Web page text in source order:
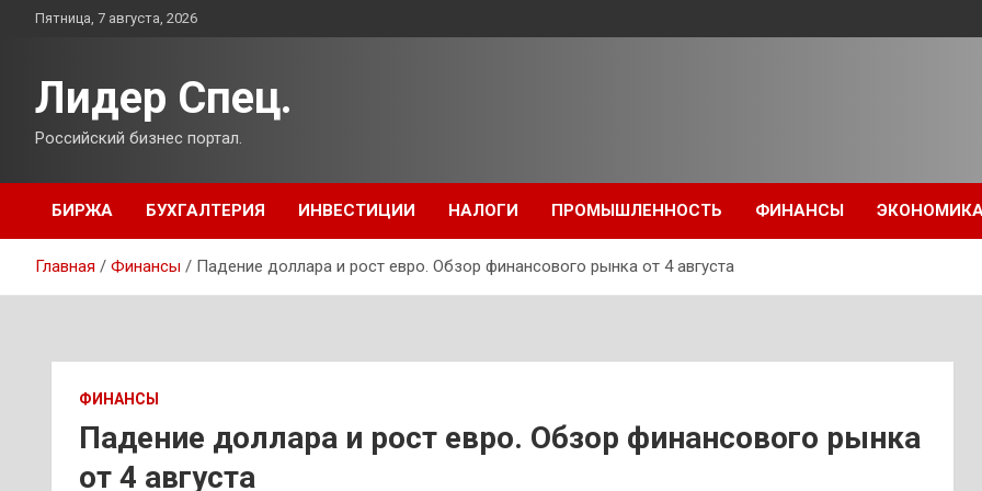
ПерейтиПятница, 7 августа, 2026
Лидер Спец.
Российский бизнес портал.
БИРЖА БУХГАЛТЕРИЯ ИНВЕСТИЦИИ НАЛОГИ ПРОМЫШЛЕННОСТЬ ФИНАНСЫ
Главная Финансы Падение доллара и рост евро. Обзор финансового рынка от 4 августа
ФИНАНСЫ
Падение доллара и рост евро. Обзор финансового рынка
от 4 августа